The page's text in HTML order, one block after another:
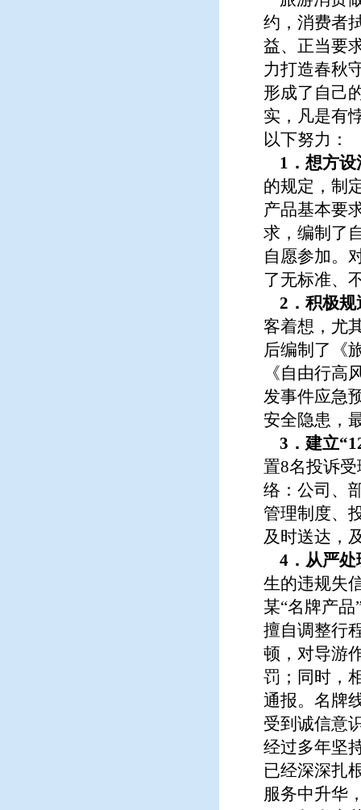
约，消费者
益、正当要
力打造春秋
形成了自己
实，凡是有
以下努力：
1 ．想方
的规定，制
产品基本要
求，编制了
自愿参加。
了无标准、
2 ．积极
客着想，尤
后编制了《
《自由行高
发事件应急
安全隐患，
3 ．建立
置8名投诉
络：公司、
管理制度、
及时送达，
4 ．从严
生的违规失
某“名牌产
擅自调整行
顿，对导游
罚；同时，
通报。名牌
受到诚信意
经过多年坚
已经深深扎
服务中升华